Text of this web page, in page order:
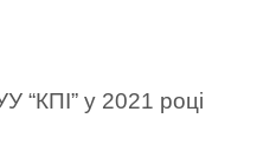
“КПІ” у 2021 році